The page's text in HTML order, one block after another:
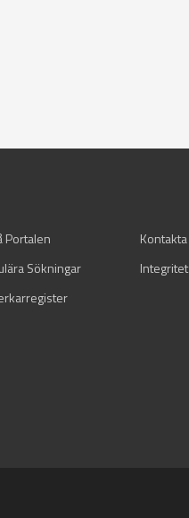
Portalen
Sökningar